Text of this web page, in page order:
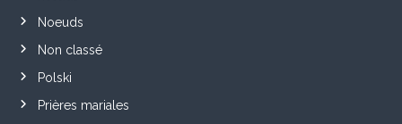
Noeuds
Non classé
Polski
Prières mariales